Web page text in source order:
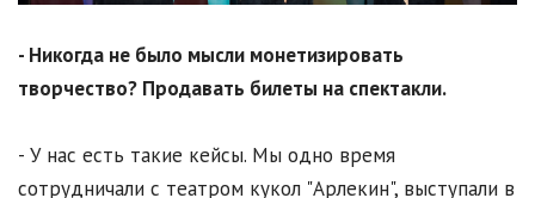
- Никогда не было мысли монетизировать
творчество? Продавать билеты на спектакли.
- У нас есть такие кейсы. Мы одно время
сотрудничали с театром кукол "Арлекин", выступали в